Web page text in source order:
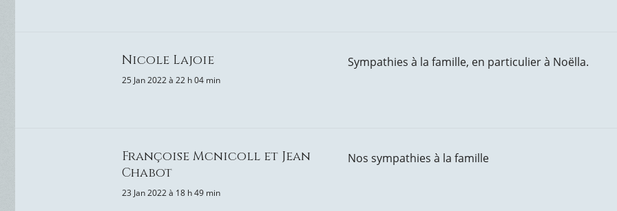
Nicole Lajoie
25 Jan 2022 à 22 h 04 min
Sympathies à la famille, en particulier à Noëlla.
Françoise Mcnicoll et Jean
Chabot
23 Jan 2022 à 18 h 49 min
Nos sympathies à la famille